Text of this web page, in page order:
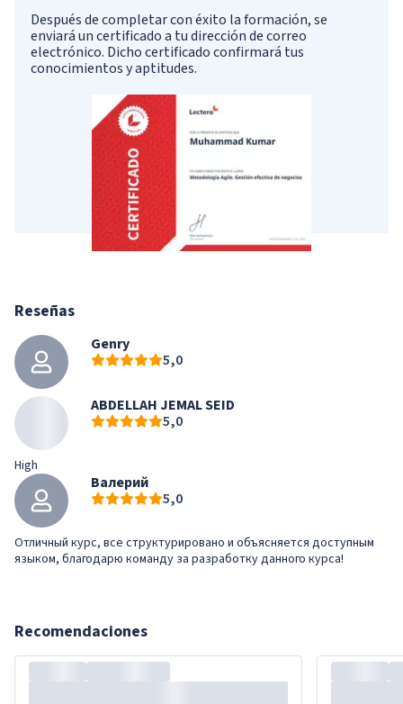
Después de completar con éxito la formación, se
enviará un certificado a tu dirección de correo
electrónico. Dicho certificado confirmará tus
conocimientos y aptitudes.
Reseñas
Genry
5,0
ABDELLAH JEMAL SEID
5,0
High
Валерий
5,0
Отличный курс, все структурировано и объясняется доступным
языком, благодарю команду за разработку данного курса!
Recomendaciones